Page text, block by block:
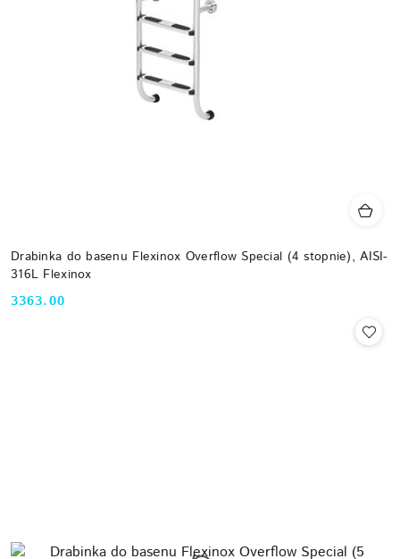
Drabinka do basenu Flexinox Overflow Special (4 stopnie), AISI-
316L Flexinox
Cena:
3363.00